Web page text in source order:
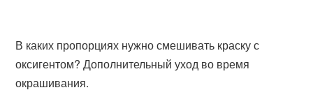
В каких пропорциях нужно смешивать краску с
оксигентом? Дополнительный уход во время
окрашивания.